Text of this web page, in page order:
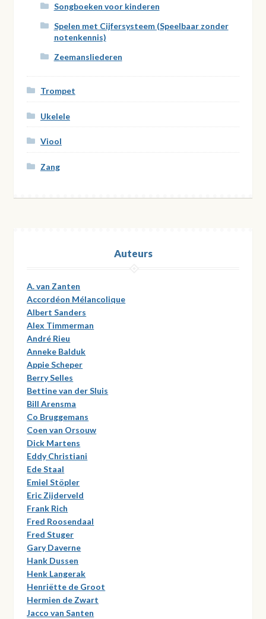
Songboeken voor kinderen
Spelen met Cijfersysteem (Speelbaar zonder
notenkennis)
Zeemansliederen
Trompet
Ukelele
Viool
Zang
Auteurs
A. van Zanten
Accordéon Mélancolique
Albert Sanders
Alex Timmerman
André Rieu
Anneke Balduk
Appie Scheper
Berry Selles
Bettine van der Sluis
Bill Arensma
Co Bruggemans
Coen van Orsouw
Dick Martens
Eddy Christiani
Ede Staal
Emiel Stöpler
Eric Zijderveld
Frank Rich
Fred Roosendaal
Fred Stuger
Gary Daverne
Hank Dussen
Henk Langerak
Henriëtte de Groot
Hermien de Zwart
Jacco van Santen